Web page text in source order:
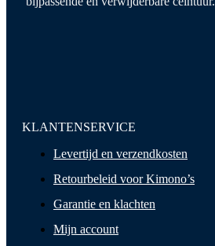
KLANTENSERVICE
Levertijd en verzendkosten
Retourbeleid voor Kimono’s
Garantie en klachten
Mijn account